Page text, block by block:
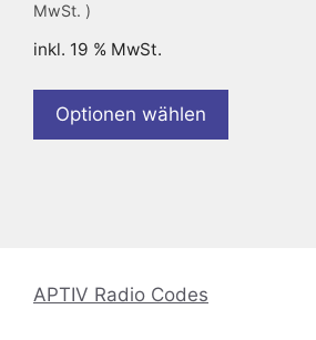
MwSt. )
inkl. 19 % MwSt.
Optionen wählen
APTIV Radio Codes